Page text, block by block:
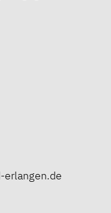
erlangen.de